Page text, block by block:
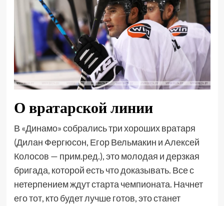
О вратарской линии
В «Динамо» собрались три хороших вратаря
(Дилан Фергюсон, Егор Вельмакин и Алексей
Колосов — прим.ред.), это молодая и дерзкая
бригада, которой есть что доказывать. Все с
нетерпением ждут старта чемпионата. Начнет
его тот, кто будет лучше готов, это станет